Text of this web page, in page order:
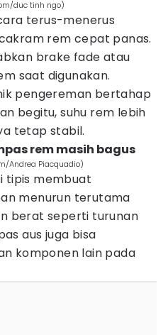
duc tinh ngo)
terus-menerus
rem cepat panas.
brake fade atau
saat digunakan.
pengereman bertahap
begitu, suhu rem lebih
tetap stabil.
rem masih bagus
Andrea Piacquadio)
tipis membuat
menurun terutama
berat seperti turunan
aus juga bisa
komponen lain pada